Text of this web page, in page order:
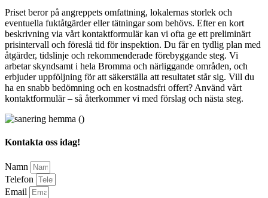
Priset beror på angreppets omfattning, lokalernas storlek och
eventuella fuktåtgärder eller tätningar som behövs. Efter en kort
beskrivning via vårt kontaktformulär kan vi ofta ge ett preliminärt
prisintervall och föreslå tid för inspektion. Du får en tydlig plan med
åtgärder, tidslinje och rekommenderade förebyggande steg. Vi
arbetar skyndsamt i hela Bromma och närliggande områden, och
erbjuder uppföljning för att säkerställa att resultatet står sig. Vill du
ha en snabb bedömning och en kostnadsfri offert? Använd vårt
kontaktformulär – så återkommer vi med förslag och nästa steg.
Kontakta oss idag!
Namn
Telefon
Email